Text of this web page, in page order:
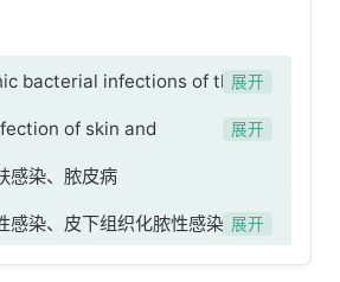
bacterial infections of the
tissues
展开
of skin and
unspecified、skin
infected skin、bacterial
、pyogenic bacterial infection
展开
感染、脓皮病
感染、皮下组织化脓性感染、多
展开